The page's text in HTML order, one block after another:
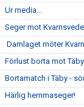
Ur media...
Seger mot
Damlaget möter
Förlust borta mot
Bortamatch i Täby -
Härlig hemmaseger!